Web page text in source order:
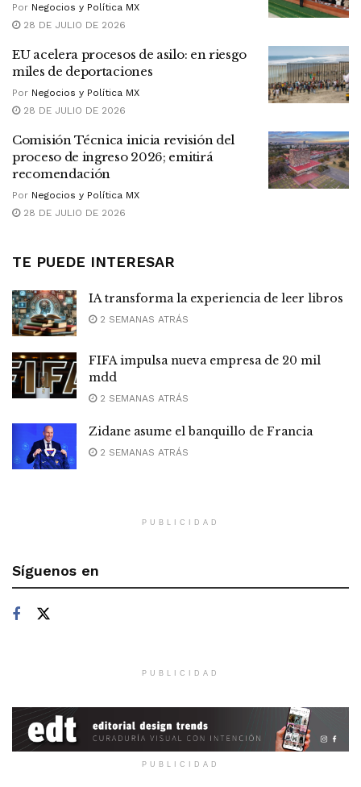
Por Negocios y Política MX
28 DE JULIO DE 2026
EU acelera procesos de asilo: en riesgo
miles de deportaciones
Por Negocios y Política MX
28 DE JULIO DE 2026
Comisión Técnica inicia revisión del
proceso de ingreso 2026; emitirá
recomendación
Por Negocios y Política MX
28 DE JULIO DE 2026
TE PUEDE INTERESAR
IA transforma la experiencia de leer libros
2 SEMANAS ATRÁS
FIFA impulsa nueva empresa de 20 mil
mdd
2 SEMANAS ATRÁS
Zidane asume el banquillo de Francia
2 SEMANAS ATRÁS
PUBLICIDAD
Síguenos en
PUBLICIDAD
PUBLICIDAD